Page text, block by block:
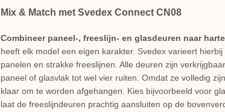
Mix & Match met Svedex Connect CN08
Combineer paneel-, freeslijn- en glasdeuren naar
heeft elk model een eigen karakter. Svedex varieert
panelen en strakke freeslijnen. Alle deuren zijn
paneel of glasvlak tot wel vier ruiten. Omdat ze volledig
klaar om te worden afgehangen. Kies bijvoorbeeld voor
laat de freeslijndeuren prachtig aansluiten op de